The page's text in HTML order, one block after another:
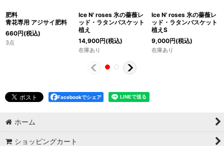
肥料
青花専用 アジサイ肥料
660円(税込)
3点
Ice N' roses 氷の薔薇レ
ッド・ラタンバスケット
植え
14,900円(税込)
在庫あり
Ice N' roses 氷の薔薇レ
ッド・ラタンバスケット
植えS
9,000円(税込)
在庫あり
Facebookでシェア
ホーム
ショッピングカート